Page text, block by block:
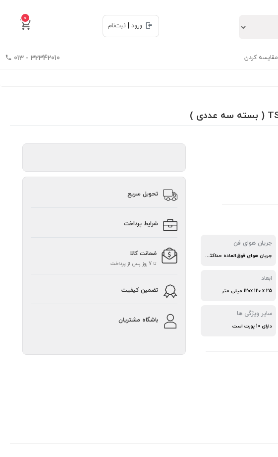
0
ورود
ثبت‌نام
مقایسه کردن 32342010 - 013
جریان هوای فن
جریان هوای فوق‌العاده حداکثر 56.3 CFM
ابعاد
120x 120 x 25 میلی متر
سایر ویژگی ها
دارای 10 پورت است
تحویل سریع
شرایط پرداخت
ضمانت کالا
تا 7 روز پس از پرداخت
تضمین کیفیت
باشگاه مشتریان